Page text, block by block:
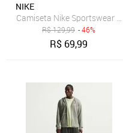
NIKE
Camiseta Nike Sportswear
R$129,99 - 46%
R$ 69,99